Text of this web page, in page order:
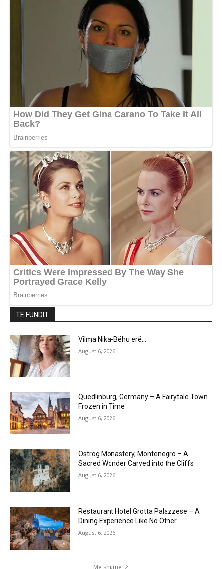
TË FUNDIT
Vilma Nika-Bëhu erë…
August 6, 2026
Quedlinburg, Germany – A Fairytale Town
Frozen in Time
August 6, 2026
Ostrog Monastery, Montenegro – A
Sacred Wonder Carved into the Cliffs
August 6, 2026
Restaurant Hotel Grotta Palazzese – A
Dining Experience Like No Other
August 6, 2026
Më shumë